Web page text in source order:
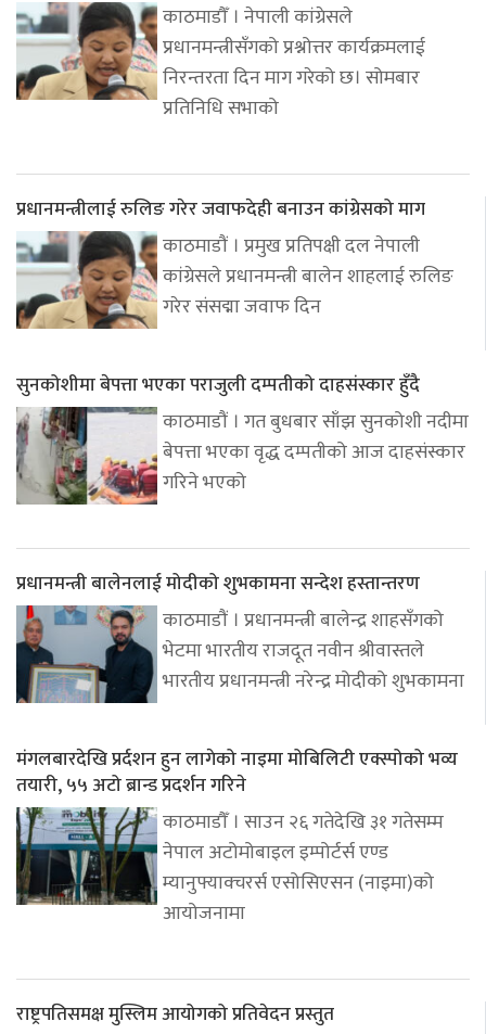
काठमाडौँ । नेपाली कांग्रेसले
प्रधानमन्त्रीसँगको प्रश्नोत्तर कार्यक्रमलाई
निरन्तरता दिन माग गरेको छ। सोमबार
प्रतिनिधि सभाको
प्रधानमन्त्रीलाई रुलिङ गरेर जवाफदेही बनाउन कांग्रेसको माग
काठमाडौं । प्रमुख प्रतिपक्षी दल नेपाली
कांग्रेसले प्रधानमन्त्री बालेन शाहलाई रुलिङ
गरेर संसद्मा जवाफ दिन
सुनकोशीमा बेपत्ता भएका पराजुली दम्पतीको दाहसंस्कार हुँदै
काठमाडौं । गत बुधबार साँझ सुनकोशी नदीमा
बेपत्ता भएका वृद्ध दम्पतीको आज दाहसंस्कार
गरिने भएको
प्रधानमन्त्री बालेनलाई मोदीको शुभकामना सन्देश हस्तान्तरण
काठमाडौं । प्रधानमन्त्री बालेन्द्र शाहसँगको
भेटमा भारतीय राजदूत नवीन श्रीवास्तले
भारतीय प्रधानमन्त्री नरेन्द्र मोदीको शुभकामना
मंगलबारदेखि प्रर्दशन हुन लागेको नाइमा मोबिलिटी एक्स्पोको भव्य
तयारी, ५५ अटो ब्रान्ड प्रदर्शन गरिने
काठमाडौँ । साउन २६ गतेदेखि ३१ गतेसम्म
नेपाल अटोमोबाइल इम्पोर्टर्स एण्ड
म्यानुफ्याक्चरर्स एसोसिएसन (नाइमा)को
आयोजनामा
राष्ट्रपतिसमक्ष मुस्लिम आयोगको प्रतिवेदन प्रस्तुत